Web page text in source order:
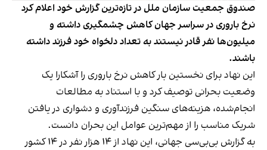
صندوق جمعیت سازمان ملل در تازه‌ترین گزارش خود اعلام کرد
نرخ باروری در سراسر جهان کاهش چشمگیری داشته و
میلیون‌ها نفر قادر نیستند به تعداد دلخواه خود فرزند داشته
باشند.
این نهاد برای نخستین بار کاهش نرخ باروری را آشکارا یک
وضعیت بحرانی توصیف کرد و با استناد به مطالعات
انجام‌شده، هزینه‌های سنگین فرزندآوری و دشواری در یافتن
شریک مناسب را از مهم‌ترین عوامل این بحران دانست.
به گزارش بی‌بی‌سی جهانی، این نهاد از ۱۴ هزار نفر در ۱۴ کشور